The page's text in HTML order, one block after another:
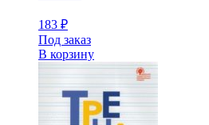
183 ₽
Под заказ
В корзину